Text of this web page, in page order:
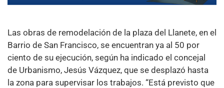
Las obras de remodelación de la plaza del Llanete, en el
Barrio de San Francisco, se encuentran ya al 50 por
ciento de su ejecución, según ha indicado el concejal
de Urbanismo, Jesús Vázquez, que se desplazó hasta
la zona para supervisar los trabajos. “Está previsto que